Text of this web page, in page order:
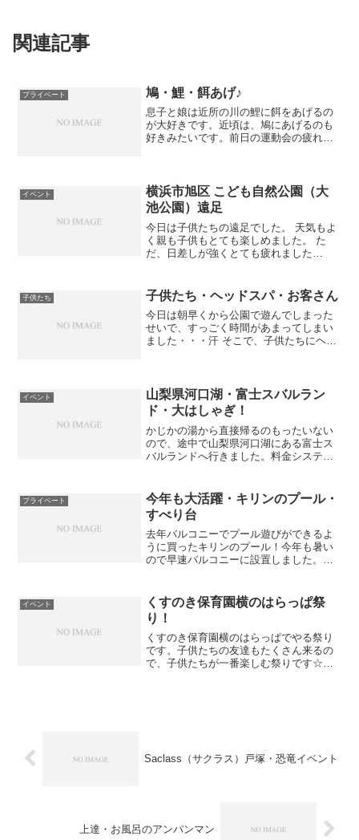
関連記事
プライベート 鳩・鯉・餌あげ♪
息子と娘は近所の川の鯉に餌をあげるの
が大好きです。近頃は、鳩にあげるのも
好きみたいです。前日の運動会の疲れも
ダメだよ！！...
イベント
横浜市旭区 こども自然公園（大
池公園）遠足
今日は子供たちの遠足でした。 天気もよ
く親も子供もとても楽しめました。 た
だ、日差しが強くとても疲れました
ルモットとふれ合える場所や長い滑り台
のある巨大アスレ...
子供たち 子供たち・ヘッドスパ・お客さん
今日は朝早くから公園で遊んでしまった
せいで、すっごく時間があまってしまい
ました・・・汗 そこで、子供たちにヘッ
すが、今日はちゃんとリラ...
イベント
山梨県河口湖・富士スバルラン
ド・大はしゃぎ！
かじかの湯から直接帰るのもったいない
ので、途中で山梨県河口湖にある富士ス
バルランドへ行きました。料金システム
入場料＋たくさんアトラクションがある
んですが、それぞれに...
プライベート
今年も大活躍・キリンのプール・
すべり台
去年バルコニーでプール遊びができるよ
うに買ったキリンのプール！今年も暑い
ので早速バルコニーに設置しました。キ
ているので子供たちは楽しんで遊ぶこと
ができます。ただしちょっ...
イベント
くすのき保育園横のはらっぱ祭
り！
くすのき保育園横のはらっぱでやる祭り
です。子供たちの友達もたくさん来るの
で、子供たちが一番楽しむ祭りです☆食
Saclass（サクラス）戸塚・恐竜イベント
上達・お風呂のアンパンマン